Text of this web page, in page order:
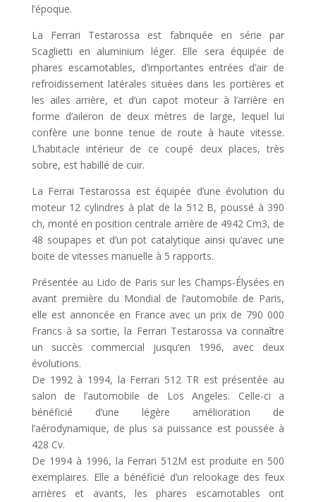
l’époque.
La Ferrari Testarossa est fabriquée en série par
Scaglietti en aluminium léger. Elle sera équipée de
phares escamotables, d’importantes entrées d’air de
refroidissement latérales situées dans les portières et
les ailes arrière, et d’un capot moteur à l’arrière en
forme d’aileron de deux mètres de large, lequel lui
confère une bonne tenue de route à haute vitesse.
L’habitacle intérieur de ce coupé deux places, très
sobre, est habillé de cuir.
La Ferrai Testarossa est équipée d’une évolution du
moteur 12 cylindres à plat de la 512 B, poussé à 390
ch, monté en position centrale arrière de 4942 Cm3, de
48 soupapes et d’un pot catalytique ainsi qu’avec une
boite de vitesses manuelle à 5 rapports.
Présentée au Lido de Paris sur les Champs-Élysées en
avant première du Mondial de l’automobile de Paris,
elle est annoncée en France avec un prix de 790 000
Francs à sa sortie, la Ferrari Testarossa va connaître
un succès commercial jusqu’en 1996, avec deux
évolutions.
De 1992 à 1994, la Ferrari 512 TR est présentée au
salon de l’automobile de Los Angeles. Celle-ci a
bénéficié d’une légère amélioration de
l’aérodynamique, de plus sa puissance est poussée à
428 Cv.
De 1994 à 1996, la Ferrari 512M est produite en 500
exemplaires. Elle a bénéficié d’un relookage des feux
arrières et avants, les phares escamotables ont